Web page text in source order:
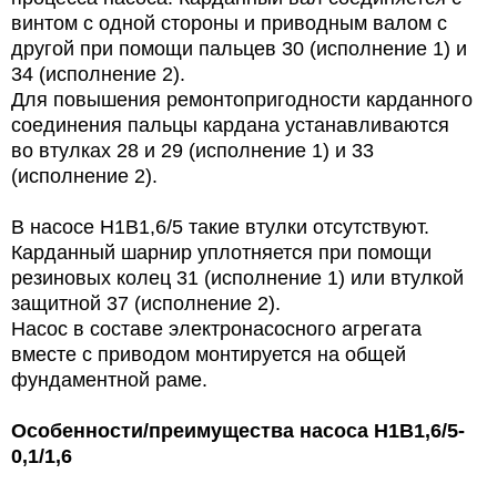
винтом с одной стороны и приводным валом с
другой при помощи пальцев 30 (исполнение 1) и
34 (исполнение 2).
Для повышения ремонтопригодности карданного
соединения пальцы кардана устанавливаются
во втулках 28 и 29 (исполнение 1) и 33
(исполнение 2).
В насосе Н1В1,6/5 такие втулки отсутствуют.
Карданный шарнир уплотняется при помощи
резиновых колец 31 (исполнение 1) или втулкой
защитной 37 (исполнение 2).
Насос в составе электронасосного агрегата
вместе с приводом монтируется на общей
фундаментной раме.
Особенности/преимущества насоса Н1В1,6/5-
0,1/1,6